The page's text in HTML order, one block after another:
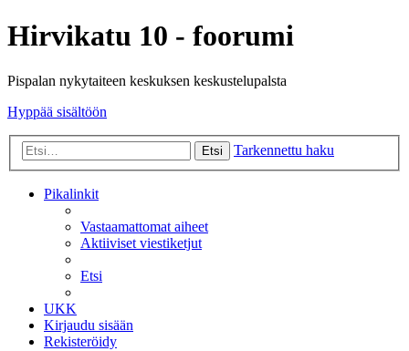
Hirvikatu 10 - foorumi
Pispalan nykytaiteen keskuksen keskustelupalsta
Hyppää sisältöön
Etsi Tarkennettu haku
Pikalinkit
Vastaamattomat aiheet
Aktiiviset viestiketjut
Etsi
UKK
Kirjaudu sisään
Rekisteröidy